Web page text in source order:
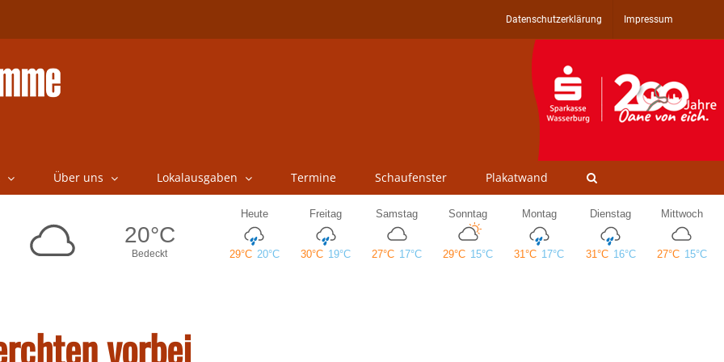
Datenschutzerklärung Impressum
Über uns Lokalausgaben Termine Schaufenster Plakatwand
vorbei